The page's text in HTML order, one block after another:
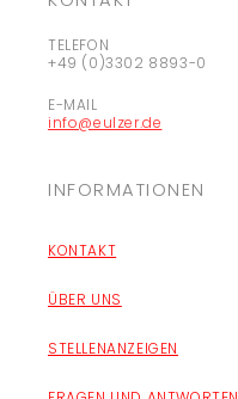
TELEFON
+49 (0)3302 8893-0
E-MAIL
info@eulzer.de
INFORMATIONEN
KONTAKT
ÜBER UNS
STELLENANZEIGEN